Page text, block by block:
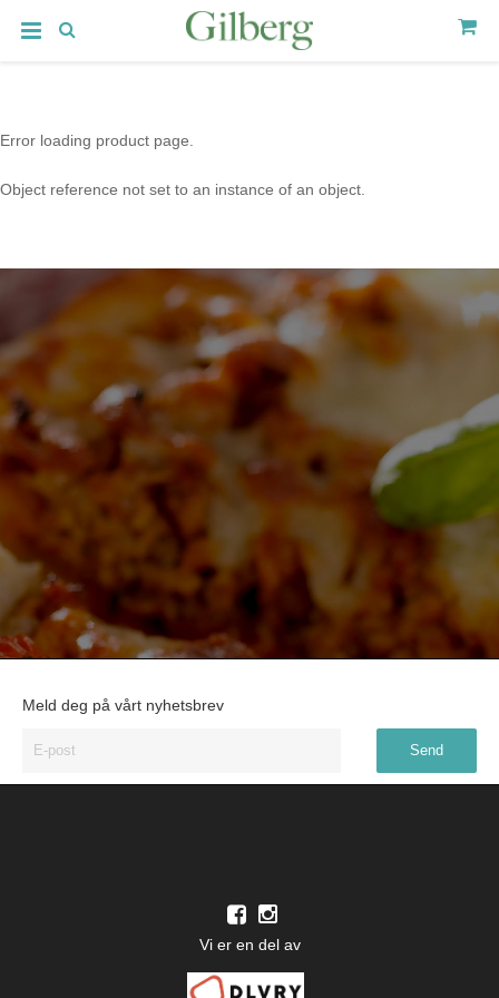
Error loading product page.
Object reference not set to an instance of an object.
Meld deg på vårt nyhetsbrev
Vi er en del av